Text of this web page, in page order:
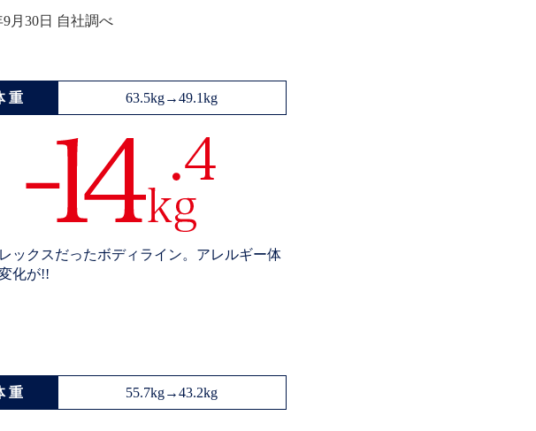
月30日 自社調べ
重 63.5kg→49.1kg
ックスだったボディライン。アレルギー体
化が!!
重 55.7kg→43.2kg